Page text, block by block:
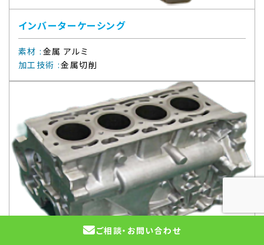
インバーターケーシング
素材 : 金属 アルミ
加工技術 :金属切削
ご相談・ お問い合わせ